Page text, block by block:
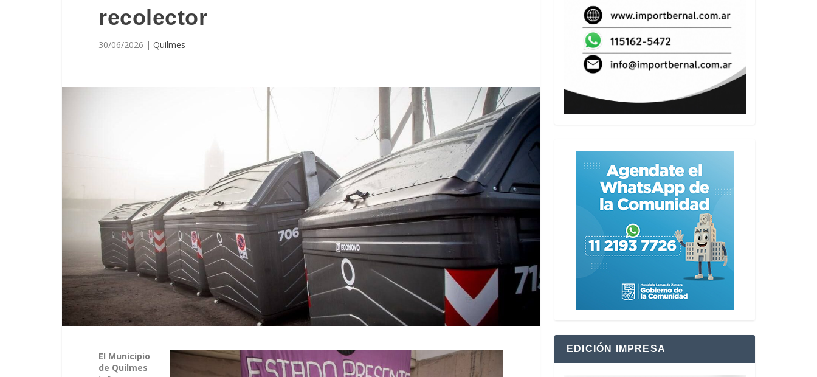
recolector
30/06/2026 | Quilmes
El Municipio
de Quilmes
EDICIÓN IMPRESA